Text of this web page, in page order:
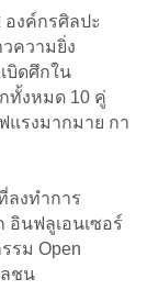
องค์กรศิลปะ
ความยิ่ง
บิดศึกใน
ทั้งหมด 10 คู่
แรงมากมาย กา
ลงทำการ
นฟลูเอนเซอร์
รม Open
ชน